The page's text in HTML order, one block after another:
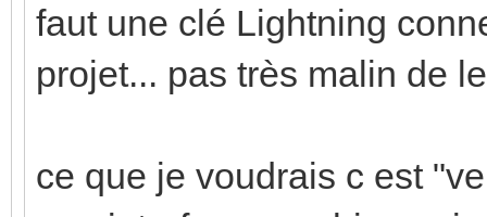
faut une clé Lightning
projet... pas très malin de
ce que je voudrais c est